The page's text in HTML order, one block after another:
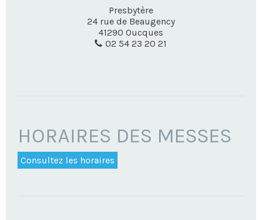
Presbytère
24 rue de Beaugency
41290 Oucques
02 54 23 20 21
HORAIRES DES MESSES
Consultez les horaires